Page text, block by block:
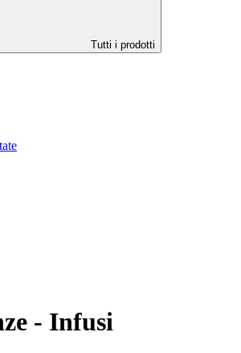
Tutti i prodotti
- Infusi